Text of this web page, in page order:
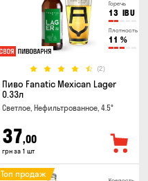
Горечь
13 IBU
Плотность
11 %
(2)
Пиво Fanatic Mexican Lager
0.33л
Светлое, Нефильтрованное, 4.5°
37,00
грн за 1 шт
Топ продаж